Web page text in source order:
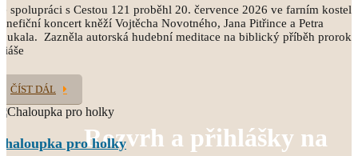
Rozvrh a přihlášky na
spolupráci s Cestou 121 proběhl 20. července 2026 ve farním kostele
koncert kněží Vojtěcha Novotného, Jana Pitřince a Petra
Zazněla autorská hudební meditace na biblický příběh proroka
ČÍST DÁL
pro holky